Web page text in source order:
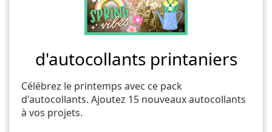
d'autocollants printaniers
Célébrez le printemps avec ce pack
d'autocollants. Ajoutez 15 nouveaux autocollants
à vos projets.